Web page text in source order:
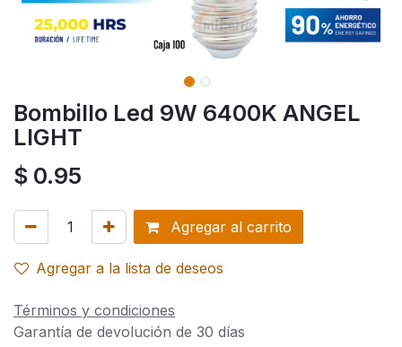
Bombillo Led 9W 6400K ANGEL
LIGHT
$ 0.95
Agregar al carrito
Agregar a la lista de deseos
Términos y condiciones
Garantía de devolución de 30 días